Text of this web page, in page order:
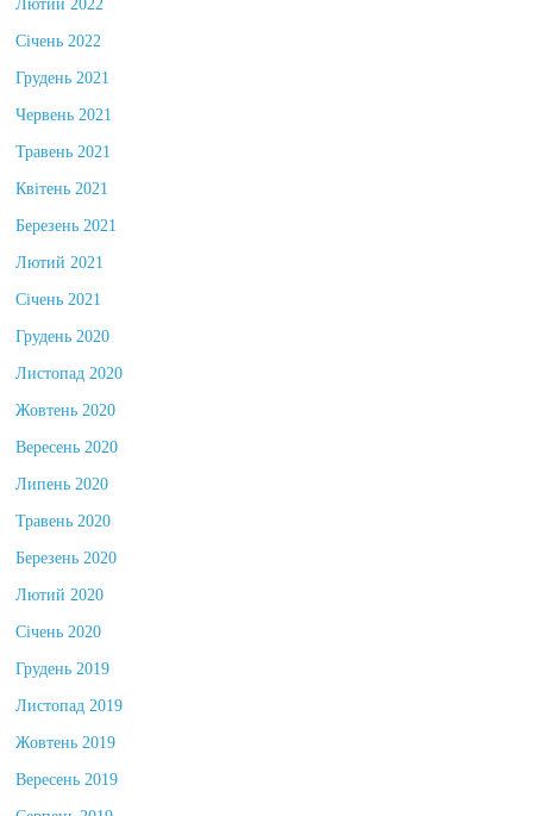
Лютий 2022
Січень 2022
Грудень 2021
Червень 2021
Травень 2021
Квітень 2021
Березень 2021
Лютий 2021
Січень 2021
Грудень 2020
Листопад 2020
Жовтень 2020
Вересень 2020
Липень 2020
Травень 2020
Березень 2020
Лютий 2020
Січень 2020
Грудень 2019
Листопад 2019
Жовтень 2019
Вересень 2019